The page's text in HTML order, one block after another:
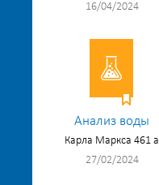
16/04/2024
Анализ воды
Карла Маркса 461 а
27/02/2024